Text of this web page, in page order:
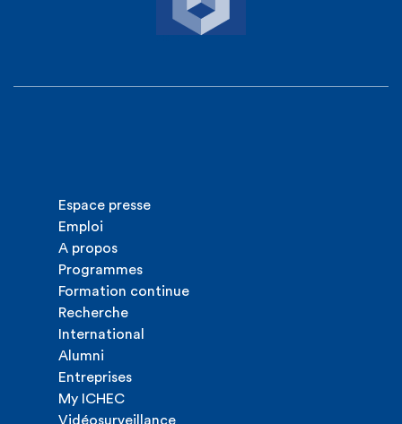
Espace presse
Emploi
A propos
Programmes
Formation continue
Recherche
International
Alumni
Entreprises
My ICHEC
Vidéosurveillance